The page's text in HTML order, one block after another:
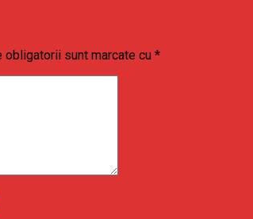
obligatorii sunt marcate cu *